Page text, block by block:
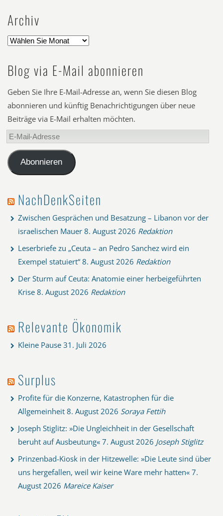
Archiv
Blog via E-Mail abonnieren
Geben Sie Ihre E-Mail-Adresse an, wenn Sie diesen Blog
abonnieren und künftig Benachrichtigungen über neue
Beiträge via E-Mail erhalten möchten.
E-
Mail-
AdresseAbonnieren
NachDenkSeiten
Zwischen Gesprächen und Besatzung – Libanon vor der
israelischen Mauer 8. August 2026 Redaktion
Leserbriefe zu „Ceuta – an Pedro Sanchez wird ein
Exempel statuiert“ 8. August 2026 Redaktion
Der Sturm auf Ceuta: Anatomie einer herbeigeführten
Krise 8. August 2026 Redaktion
Relevante Ökonomik
Kleine Pause 31. Juli 2026
Surplus
Profite für die Konzerne, Katastrophen für die
Allgemeinheit 8. August 2026 Soraya Fettih
Joseph Stiglitz: »Die Ungleichheit in der Gesellschaft
beruht auf Ausbeutung« 7. August 2026 Joseph Stiglitz
Prinzenbad-Kiosk in der Hitzewelle: »Die Leute sind über
uns hergefallen, weil wir keine Ware mehr hatten« 7.
August 2026 Mareice Kaiser